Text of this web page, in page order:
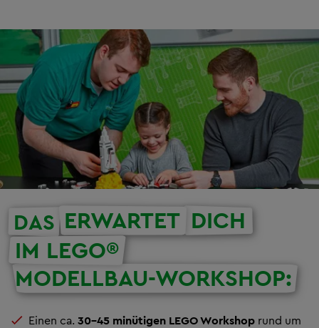
DAS ERWARTET DICH
IM LEGO®
MODELLBAU-WORKSHOP:
Einen ca. 30-45 minütigen LEGO Workshop rund um